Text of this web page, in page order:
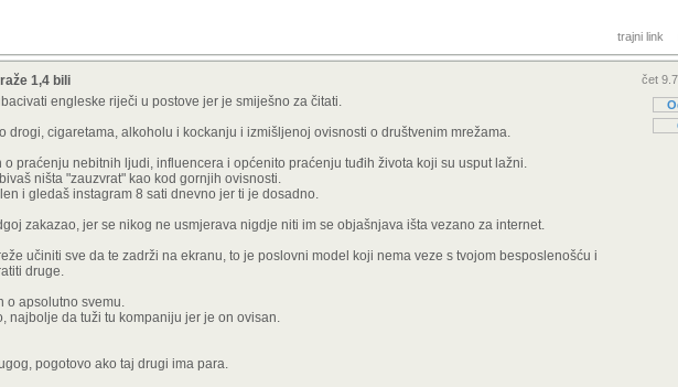
trajni link
čet
1,4 bili
engleske riječi u postove jer je smiješno za čitati.
drogi, cigaretama, alkoholu i kockanju i izmišljenoj ovisnosti o društvenim mrežama.
praćenju nebitnih ljudi, influencera i općenito praćenju tuđih života koji su usput lažni.
ništa "zauzvrat" kao kod gornjih ovisnosti.
i gledaš instagram 8 sati dnevno jer ti je dosadno.
zakazao, jer se nikog ne usmjerava nigdje niti im se objašnjava išta vezano za internet.
učiniti sve da te zadrži na ekranu, to je poslovni model koji nema veze s tvojom besposlenošću i
druge.
o apsolutno svemu.
najbolje da tuži tu kompaniju jer je on ovisan.
pogotovo ako taj drugi ima para.